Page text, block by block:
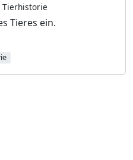
Tierhistorie
Tieres ein.